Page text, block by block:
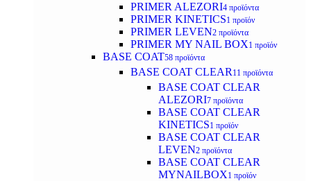
PRIMER ALEZORI4 προϊόντα
PRIMER KINETICS1 προϊόν
PRIMER LEVEN2 προϊόντα
PRIMER MY NAIL BOX1 προϊόν
BASE COAT58 προϊόντα
BASE COAT CLEAR 11 προϊόντα
BASE COAT CLEAR
ALEZORI7 προϊόντα
BASE COAT CLEAR
KINETICS1 προϊόν
BASE COAT CLEAR
LEVEN2 προϊόντα
BASE COAT CLEAR
MYNAILBOX1 προϊόν